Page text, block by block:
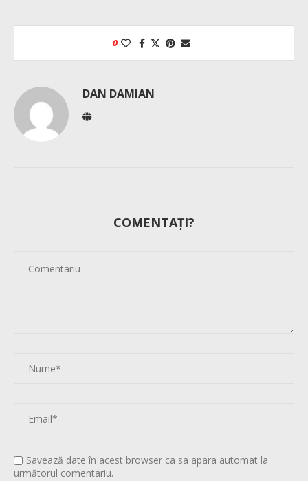
0
DAN DAMIAN
COMENTAȚI?
Savează date în acest browser ca sa apara automat la
următorul comentariu.